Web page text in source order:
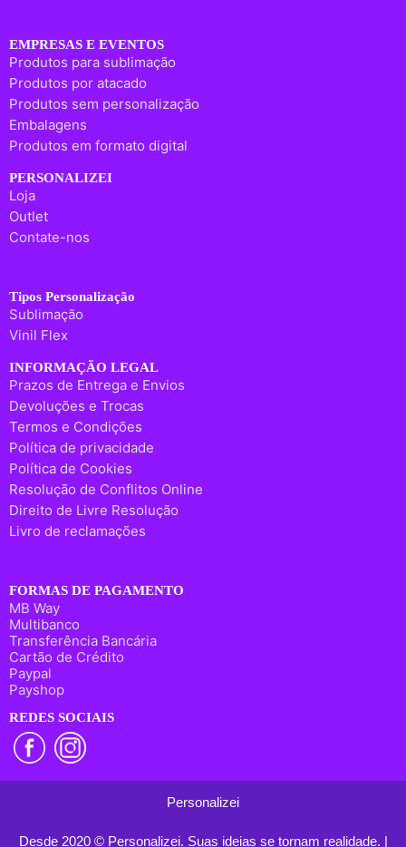
EMPRESAS E EVENTOS
Produtos para sublimação
Produtos por atacado
Produtos sem personalização
Embalagens
Produtos em formato digital
PERSONALIZEI
Loja
Outlet
Contate-nos
Tipos Personalização
Sublimação
Vinil Flex
INFORMAÇÃO LEGAL
Prazos de Entrega e Envios
Devoluções e Trocas
Termos e Condições
Política de privacidade
Política de Cookies
Resolução de Conflitos Online
Direito de Livre Resolução
Livro de reclamações
FORMAS DE PAGAMENTO
MB Way
Multibanco
Transferência Bancária
Cartão de Crédito
Paypal
Payshop
REDES SOCIAIS
Personalizei
Desde 2020 © Personalizei. Suas ideias se tornam realidade. |